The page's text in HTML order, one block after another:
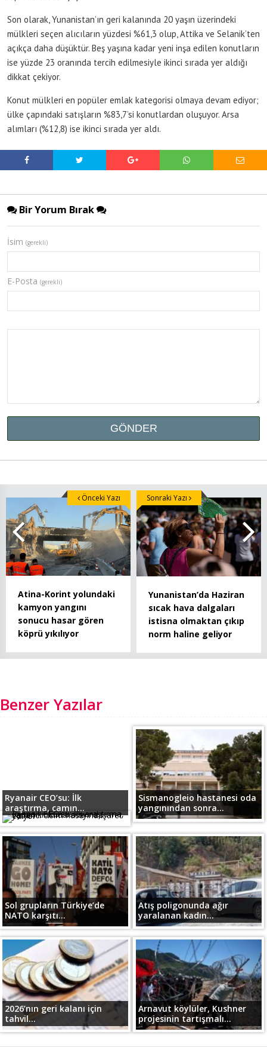
Son olarak, Yunanistan’ın geri kalanında 20 yaşın üzerindeki
mülkleri seçen alıcıların yüzdesi %61,3 olup, Attika ve Selanik’ten
açıkça daha düşüktür. Beş yaşına kadar yeni inşa edilen konutların
ise yüzde 23 oranında tercih edilmesiyle ikinci sırada yer aldığı
dikkat çekiyor.
Konut mülkleri en popüler emlak kategorisi olmaya devam ediyor;
ülke çapındaki satışların %83,7’si konutlardan oluşuyor. Arsa
alımları (%12,8) ise ikinci sırada yer aldı.
Bir Yorum Bırak
İsim (gerekli)
E-Posta (gerekli)
Atina-Korint yolundaki
kamyon yangını
sonucu hasar gören
köprü yıkılıyor
Önceki Yazı
Yunanistan’da Haziran
sıcak hava dalgaları
istisna olmaktan çıkıp
norm haline geliyor
Sonraki Yazı
Benzer Yazılar
Ryanair CEO’su: İlk
araştırma, camın...
Sismanogleio hastanesi oda
yangınından sonra...
Sol grupların Türkiye’de
NATO karşıtı...
Atış poligonunda ağır
yaralanan kadın...
2026’nın geri kalanı için
tahvil...
Arnavut köylüler, Kushner
projesinin tartışmalı...